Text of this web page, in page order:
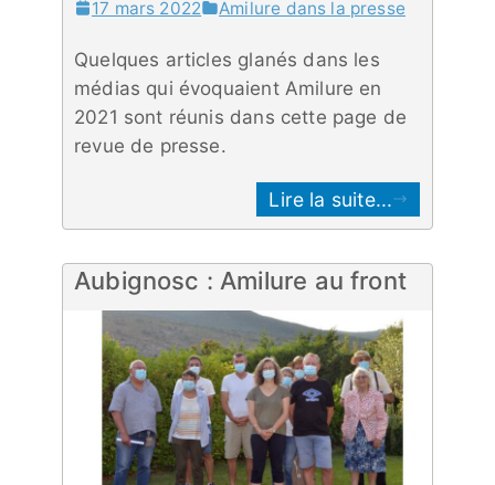
17 mars 2022 Amilure dans la presse
Quelques articles glanés dans les
médias qui évoquaient Amilure en
2021 sont réunis dans cette page de
revue de presse.
Lire la suite...
Aubignosc : Amilure au front